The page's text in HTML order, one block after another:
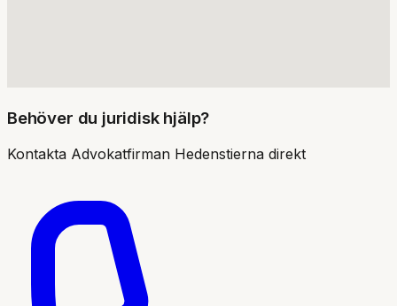
Behöver du juridisk hjälp?
Kontakta Advokatfirman Hedenstierna direkt